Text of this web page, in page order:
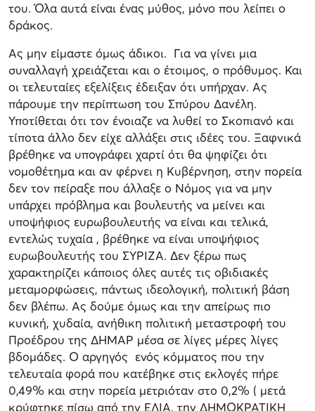
του. Όλα αυτά είναι ένας μύθος, μόνο που λείπει ο
δράκος.
Ας μην είμαστε όμως άδικοι. Για να γίνει μια
συναλλαγή χρειάζεται και ο έτοιμος, ο πρόθυμος. Και
οι τελευταίες εξελίξεις έδειξαν ότι υπήρχαν. Ας
πάρουμε την περίπτωση του Σπύρου Δανέλη.
Υποτίθεται ότι τον ένοιαζε να λυθεί το Σκοπιανό και
τίποτα άλλο δεν είχε αλλάξει στις ιδέες του. Ξαφνικά
βρέθηκε να υπογράφει χαρτί ότι θα ψηφίζει ότι
νομοθέτημα και αν φέρνει η Κυβέρνηση, στην πορεία
δεν τον πείραξε που άλλαξε ο Νόμος για να μην
υπάρχει πρόβλημα και βουλευτής να μείνει και
υποψήφιος ευρωβουλευτής να είναι και τελικά,
εντελώς τυχαία , βρέθηκε να είναι υποψήφιος
ευρωβουλευτής του ΣΥΡΙΖΑ. Δεν ξέρω πως
χαρακτηρίζει κάποιος όλες αυτές τις οβιδιακές
μεταμορφώσεις, πάντως ιδεολογική, πολιτική βάση
δεν βλέπω. Ας δούμε όμως και την απείρως πιο
κυνική, χυδαία, ανήθικη πολιτική μεταστροφή του
Προέδρου της ΔΗΜΑΡ μέσα σε λίγες μέρες λίγες
βδομάδες. Ο αργηγός ενός κόμματος που την
τελευταία φορά που κατέβηκε στις εκλογές πήρε
0,49% και στην πορεία μετριόταν στο 0,2% ( μετά
κρύφτηκε πίσω από την ΕΛΙΑ, την ΔΗΜΟΚΡΑΤΙΚΗ